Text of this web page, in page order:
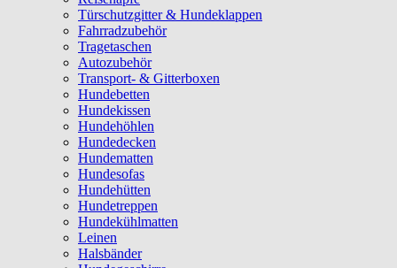
Türschutzgitter & Hundeklappen
Fahrradzubehör
Tragetaschen
Autozubehör
Transport- & Gitterboxen
Hundebetten
Hundekissen
Hundehöhlen
Hundedecken
Hundematten
Hundesofas
Hundehütten
Hundetreppen
Hundekühlmatten
Leinen
Halsbänder